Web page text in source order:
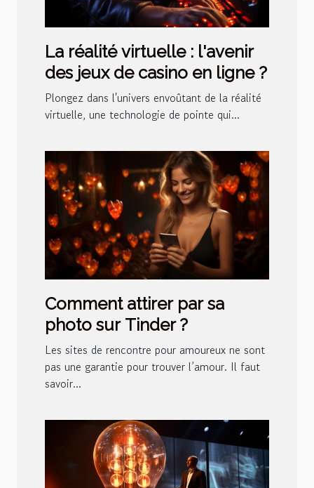
La réalité virtuelle : l'avenir
des jeux de casino en ligne ?
Plongez dans l'univers envoûtant de la réalité
virtuelle, une technologie de pointe qui...
Comment attirer par sa
photo sur Tinder ?
Les sites de rencontre pour amoureux ne sont
pas une garantie pour trouver l’amour. Il faut
savoir...